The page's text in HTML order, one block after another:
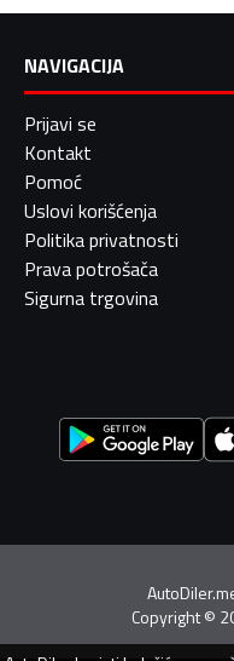
NAVIGACIJA
Prijavi se
Kontakt
Pomoć
Uslovi korišćenja
Politika privatnosti
Prava potrošača
Sigurna trgovina
Copyright©